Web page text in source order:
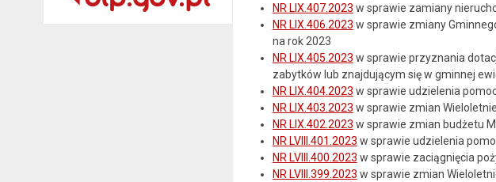
NR LIX.407.2023 w sprawie zamiany
NR LIX.406.2023 w sprawie zmiany
na rok 2023
NR LIX.405.2023 w sprawie przyznania
zabytków lub znajdującym się w gminnej
NR LIX.404.2023 w sprawie udzielenia
NR LIX.403.2023 w sprawie zmian
NR LIX.402.2023 w sprawie zmian budżetu
NR LVIII.401.2023 w sprawie udzielenia
NR LVIII.400.2023 w sprawie zaciągnięcia
NR LVIII.399.2023 w sprawie zmian